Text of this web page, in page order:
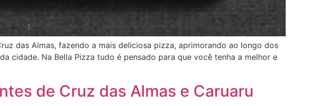
das Almas, fazendo a mais deliciosa pizza, aprimorando ao longo dos
cidade. Na Bella Pizza tudo é pensado para que você tenha a melhor e
de Cruz das Almas e Caruaru